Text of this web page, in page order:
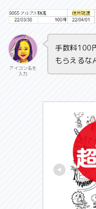
アイコン名を
入力
手数料100
もらえるな